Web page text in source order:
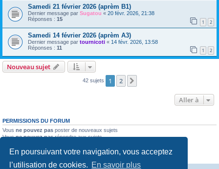
En poursuivant votre navigation, vous acceptez
l’utilisation de cookies. En savoir plus
Samedi 21 février 2026 (aprèm B1)
Dernier message par Sugatou « 20 févr. 2026, 21:38
Réponses : 15 1 2
Samedi 14 février 2026 (aprèm A3)
Dernier message par tournicoti « 14 févr. 2026, 13:58
Réponses : 11 1 2
Nouveau sujet
42 sujets 1 2
Aller à
PERMISSIONS DU FORUM
Vous ne pouvez pas poster de nouveaux sujets
Vousne pouvez pasrépondre aux sujets
Vousne pouvez passupprimer vos messages
ne pouvez pas joindre des fichiers